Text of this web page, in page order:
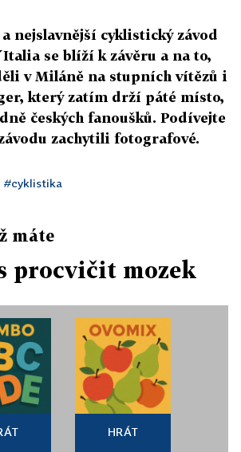
nejslavnější cyklistický závod
se blíží k závěru a na to,
v Miláně na stupních vítězů i
který zatím drží páté místo,
českých fanoušků. Podívejte
zachytili fotografové.
#cyklistika
máte
procvičit mozek
HRÁT